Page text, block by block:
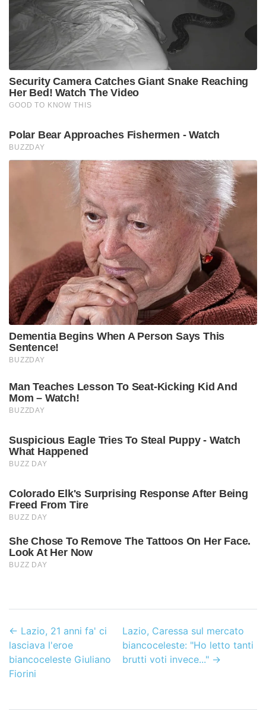
← Lazio, 21 anni fa' ci
lasciava l'eroe
biancoceleste Giuliano
Fiorini
Lazio, Caressa sul mercato
biancoceleste: "Ho letto tanti
brutti voti invece..."→